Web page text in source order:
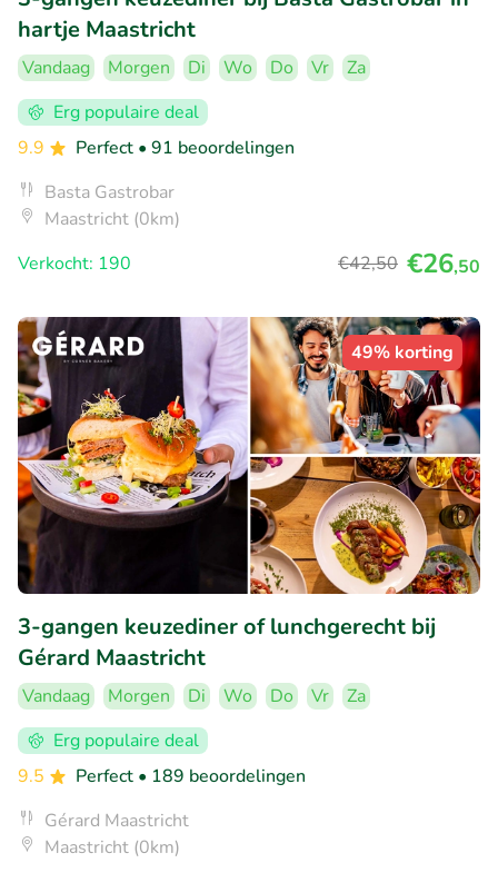
hartje Maastricht
Vandaag Morgen Di Wo Do Vr
Za
Erg populaire deal
9.9
Perfect • 91 beoordelingen
Basta Gastrobar
Maastricht (0km)
Verkocht: 190
€42,50 €26,50
49% korting
3-gangen keuzediner of lunchgerecht bij
Gérard Maastricht
Vandaag Morgen Di Wo Do Vr
Za
Erg populaire deal
9.5
Perfect • 189 beoordelingen
Gérard Maastricht
Maastricht (0km)